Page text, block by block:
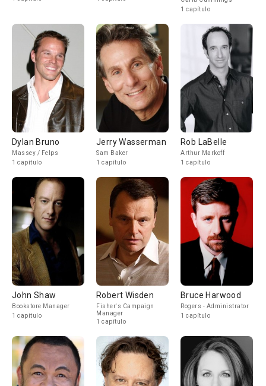
1 capítulo
Dylan Bruno
Massey / Felps
1 capítulo
Jerry Wasserman
Sam Baker
1 capítulo
Rob LaBelle
Arthur Markoff
1 capítulo
John Shaw
Bookstore Manager
1 capítulo
Robert Wisden
Fisher's Campaign
Manager
1 capítulo
Bruce Harwood
Rogers - Administrator
1 capítulo